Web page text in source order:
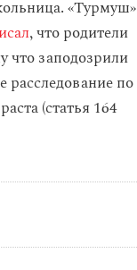
«Турмуш»
, что родители
что заподозрили
расследование по
(статья 164